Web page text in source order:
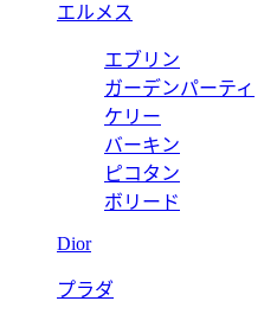
エルメス
エブリン
ガーデンパーティ
ケリー
バーキン
ピコタン
ボリード
Dior
プラダ